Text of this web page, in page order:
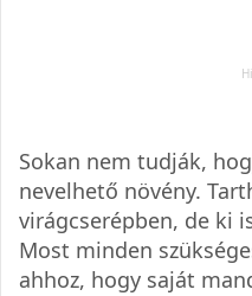
Sokan nem tudják,
nevelhető növény.
virágcserépben, de ki
Most minden
ahhoz, hogy saját